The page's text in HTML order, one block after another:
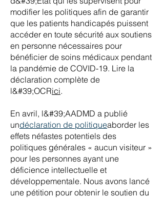
modifier les politiques afin de garantir
que les patients handicapés puissent
accéder en toute sécurité aux soutiens
en personne nécessaires pour
bénéficier de soins médicaux pendant
la pandémie de COVID-19. Lire la
déclaration complète de
l&#39;OCRici.
En avril, l&#39;AADMD a publié
undéclaration de politiqueaborder les
effets néfastes potentiels des
politiques générales « aucun visiteur »
pour les personnes ayant une
déficience intellectuelle et
développementale. Nous avons lancé
une pétition pour obtenir le soutien du